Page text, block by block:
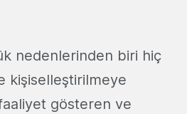
nedenlerinden biri hiç
kişiselleştirilmeye
gösteren ve